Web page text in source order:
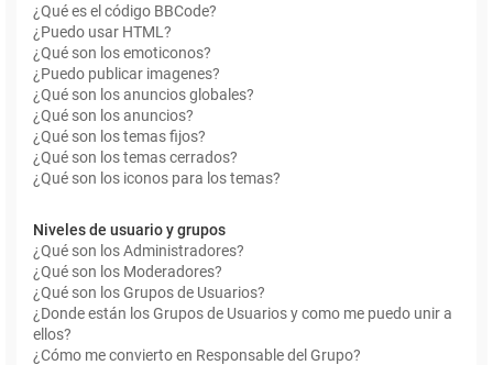
¿Qué es el código BBCode?
¿Puedo usar HTML?
¿Qué son los emoticonos?
¿Puedo publicar imagenes?
¿Qué son los anuncios globales?
¿Qué son los anuncios?
¿Qué son los temas fijos?
¿Qué son los temas cerrados?
¿Qué son los iconos para los temas?
Niveles de usuario y grupos
¿Qué son los Administradores?
¿Qué son los Moderadores?
¿Qué son los Grupos de Usuarios?
¿Donde están los Grupos de Usuarios y como me puedo unir a
ellos?
¿Cómo me convierto en Responsable del Grupo?